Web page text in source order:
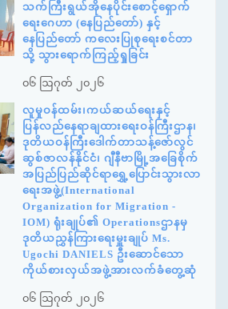
သက်ကြီးရွယ်အိုနေပိုင်းစောင့်ရှောက်
ရေးဂေဟာ (နေပြည်တော်) နှင့်
နေပြည်တော် ကလေးပြုစုရေးစင်တာ
သို့ သွားရောက်ကြည့်ရှုခြင်း
၀၆ ဩဂုတ် ၂၀၂၆
လူမှုဝန်ထမ်း၊ကယ်ဆယ်ရေးနှင့်
ပြန်လည်နေရာချထားရေးဝန်ကြီးဌာန၊
ဒုတိယဝန်ကြီးဒေါက်တာသန့်ဇော်လွင်
ဆွစ်ဇာလန်နိုင်ငံ၊ ဂျီနီဗာမြို့အခြေစိုက်
အပြည်ပြည်ဆိုင်ရာရွှေ့ပြောင်းသွားလာ
ရေးအဖွဲ့(International
Organization for Migration -
IOM) ရုံးချုပ်၏ Operationsဌာနမှ
ဒုတိယညွှန်ကြားရေးမှူးချုပ် Ms.
Ugochi DANIELS ဦးဆောင်သော
ကိုယ်စားလှယ်အဖွဲ့အားလက်ခံတွေ့ဆုံ
၀၆ ဩဂုတ် ၂၀၂၆